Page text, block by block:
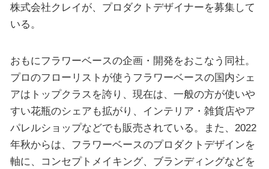
株式会社クレイが、プロダクトデザイナーを募集して
いる。
おもにフラワーベースの企画・開発をおこなう同社。
プロのフローリストが使うフラワーベースの国内シェ
アはトップクラスを誇り、現在は、一般の方が使いや
すい花瓶のシェアも拡がり、インテリア・雑貨店やア
パレルショップなどでも販売されている。また、2022
年秋からは、フラワーベースのプロダクトデザインを
軸に、コンセプトメイキング、ブランディングなどを